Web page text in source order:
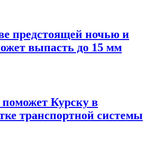
предстоящей ночью и
выпасть до 15 мм
Курску в
транспортной системы